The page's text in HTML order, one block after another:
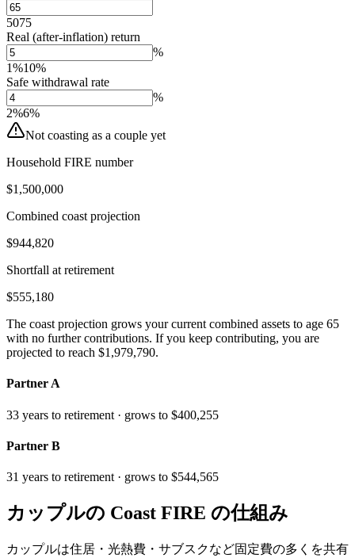
5075
Real (after-inflation) return
%
1%10%
Safe withdrawal rate
%
2%6%
Not coasting as a couple yet
Household FIRE number
$1,500,000
Combined coast projection
$944,820
Shortfall at retirement
$555,180
The coast projection grows yourcurrent combined assets to age 65
with no further contributions. If you keep contributing, you are
projected to reach $1,979,790.
Partner A
33 years to retirement · grows to $400,255
Partner B
31 years to retirement · grows to $544,565
カップルの Coast FIRE の仕組み
カップルは住居・光熱費・サブスクなど固定費の多くを共有